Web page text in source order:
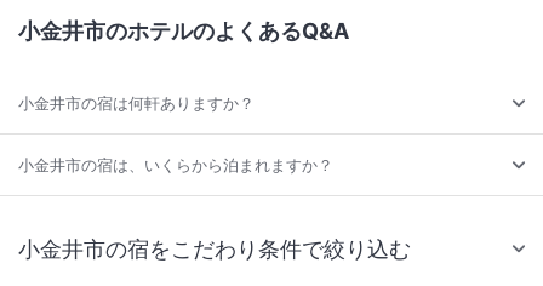
小金井市のホテルのよくあるQ&A
小金井市の宿は何軒ありますか？
小金井市の宿は、いくらから泊まれますか？
小金井市の宿をこだわり条件で絞り込む